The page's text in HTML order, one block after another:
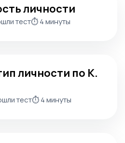
личности
тест⏱️ 4 минуты
личности по К.
тест⏱️ 4 минуты